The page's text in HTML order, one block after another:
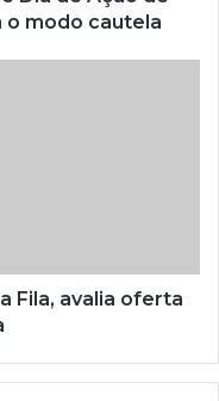
o modo cautela
Fila, avalia oferta